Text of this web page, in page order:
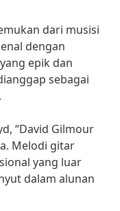
dari musisi
dengan
epik dan
sebagai
“David Gilmour
Melodi gitar
yang luar
dalam alunan